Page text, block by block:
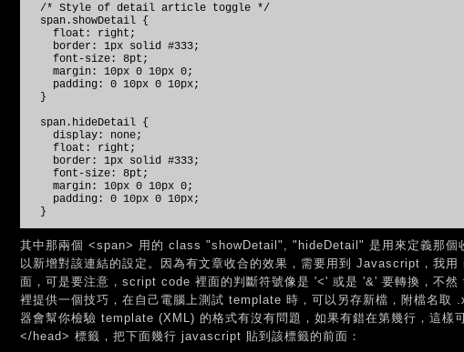
/* Style of detail article toggle */
span.showDetail {
float: right;
border: 1px solid #333;
font-size: 8pt;
margin: 10px 0 10px 0;
padding: 0 10px 0 10px;
}
span.hideDetail {
display: none;
float: right;
border: 1px solid #333;
font-size: 8pt;
margin: 10px 0 10px 0;
padding: 0 10px 0 10px;
}
其中那兩個 <span> 用的 class "showDetail", "hideDetail" 是用來定義那個
以新增對該連結的設定。因為有文章收合的效果，需要用到 Javascript，我
面，可是要注意，script code 裡面的判斷符號像是 '<' 或是 '&' 要轉換，不然
裡提供一個技巧，在自己電腦上測試 template 時，可以另存新檔，附檔名取
器會幫你檢驗 template (XML) 的格式有沒有問題，如果有錯在第幾行，這樣
</head> 標籤，把下面幾行 javascript 貼到該標籤的前面：